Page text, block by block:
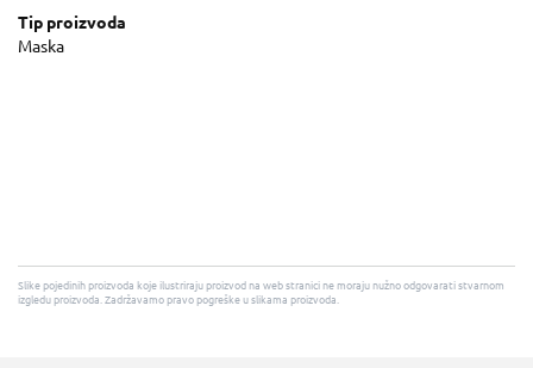
Tip proizvoda
Maska
Slike pojedinih proizvoda koje ilustriraju proizvod na web stranici ne moraju nužno odgovarati stvarnom
izgledu proizvoda. Zadržavamo pravo pogreške u slikama proizvoda.